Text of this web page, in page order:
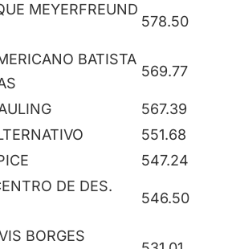
MEYERFREUND
578.50
BATISTA
569.77
567.39
551.68
547.24
DE DES.
546.50
BORGES